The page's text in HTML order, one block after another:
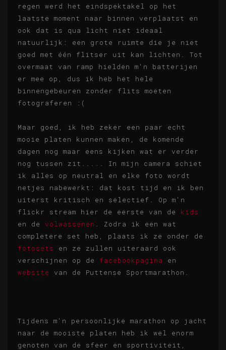
regen werd het eindspektakel op het
laatste moment naar binnen verplaatst en
ook dat is qua licht niet ideaal
natuurlijk: een grote ruimte die je niet
goed met één flitser uit kan lichten. Tot
overmaat van ramp hielden m'n batterijen
er mee op, dus ik heb het hele
binnengebeuren zonder flits moeten
fotograferen :(
Maar goed, ik heb zeker een paar echt
mooie platen kunnen maken, de komende
dagen nog maar eens kijken wat er verder
nog tussen zit..... In mijn camera schiet
ik alles op neutral en elke foto wordt
netjes nabewerkt: dat kost tijd en ik ben
uiterst kritisch en selectief. Op m'n
flickr stream hier de eerste van de kids
en de volwassenen . Zodra ik een wat
completere set heb, plaats ik ze onder de
fotosets
en ze zullen uiteraard ook
verschijnen op de facebookpagina
en
website
van de Puttense Sportmarathon.
Tijdens m'n persoonlijke marathon op jacht
naar de mooiste platen heb ik wel enorm
genoten van de sfeer en sportiviteit,